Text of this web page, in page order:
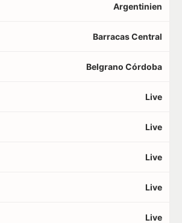
Argentinien
Barracas Central
Belgrano Córdoba
Live
Live
Live
Live
Live